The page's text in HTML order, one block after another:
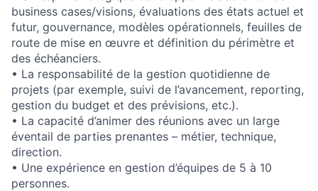
business cases/visions, évaluations des états actuel et
futur, gouvernance, modèles opérationnels, feuilles de
route de mise en œuvre et définition du périmètre et
des échéanciers.
• La responsabilité de la gestion quotidienne de
projets (par exemple, suivi de l’avancement, reporting,
gestion du budget et des prévisions, etc.).
• La capacité d’animer des réunions avec un large
éventail de parties prenantes – métier, technique,
direction.
• Une expérience en gestion d’équipes de 5 à 10
personnes.